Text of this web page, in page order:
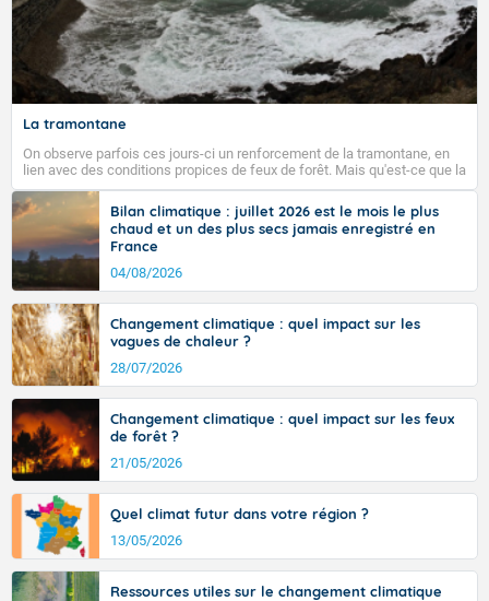
La tramontane
On observe parfois ces jours-ci un renforcement de la tramontane, en
lien avec des conditions propices de feux de forêt. Mais qu'est-ce que la
tramontane ? Quelles sont ses caractéristiques ? La tramontane est un
vent turbulent soufflant de secteur nord-ouest à nord, ou ouest à nord-
ouest, dans un secteur qui part du Roussillon à la vallée de l’Aude et à
l’ouest de l’Hérault. L’étymologie de ce vent vient du latin trasmontanus,
signifiant au-delà des monts, en allusion aux régions montagneuses
d’où provient ce vent.
Bilan climatique : juillet 2026 est le mois le plus
chaud et un des plus secs jamais enregistré en
France
04/08/2026
Changement climatique : quel impact sur les
vagues de chaleur ?
28/07/2026
Changement climatique : quel impact sur les feux
de forêt ?
21/05/2026
Quel climat futur dans votre région ?
13/05/2026
Ressources utiles sur le changement climatique